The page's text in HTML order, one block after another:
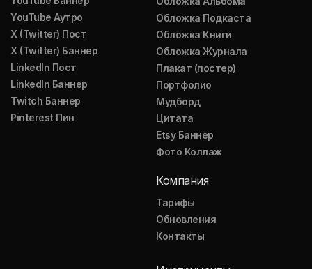
YouTube Аутро
X (Twitter) Пост
X (Twitter) Баннер
LinkedIn Пост
LinkedIn Баннер
Twitch Баннер
Pinterest Пин
Обложка Подкаста
Обложка Книги
Обложка Журнала
Плакат (постер)
Портфолио
Мудборд
Цитата
Etsy Баннер
Фото Коллаж
Компания
Тарифы
Обновления
Контакты